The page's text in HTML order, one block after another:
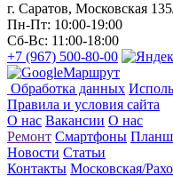
г. Саратов, Московская
Пн-Пт: 10:00-19:00
Сб-Вс: 11:00-18:00
+7 (967) 500-80-00
Маршрут
Обработка данных
Правила и условия сайта
О нас Вакансии О нас
Ремонт Смартфоны
Новости Статьи
Контакты Московская/